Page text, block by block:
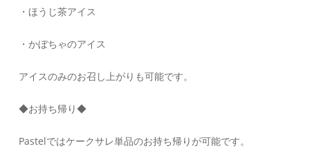
・ほうじ茶アイス
・かぼちゃのアイス
アイスのみのお召し上がりも可能です。
◆お持ち帰り◆
Pastelではケークサレ単品のお持ち帰りが可能です。